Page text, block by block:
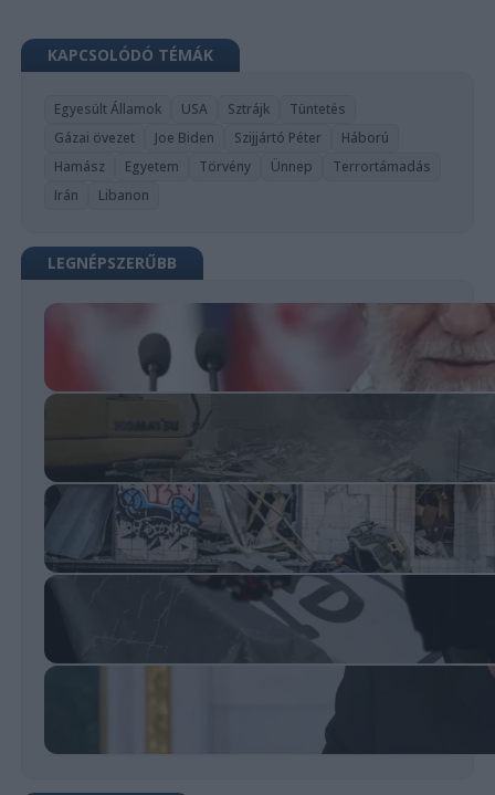
KAPCSOLÓDÓ TÉMÁK
Egyesült Államok USA Sztrájk
Tüntetés
Gázai övezet
Joe Biden Szijjártó Péter
Háború
Hamász
Egyetem Törvény Ünnep
Terrortámadás
Irán
Libanon
LEGNÉPSZERŰBB